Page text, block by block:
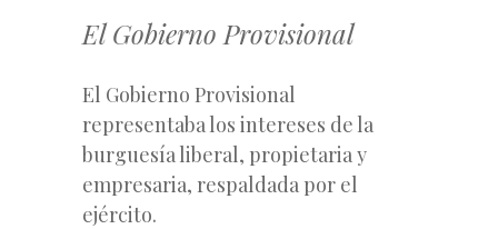
El Gobierno Provisional
El Gobierno Provisional
representaba los intereses de la
burguesía liberal, propietaria y
empresaria, respaldada por el
ejército.